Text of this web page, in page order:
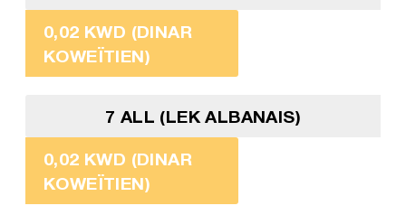
0,02 KWD (DINAR
KOWEÏTIEN)
7 ALL (LEK ALBANAIS)
0,02 KWD (DINAR
KOWEÏTIEN)